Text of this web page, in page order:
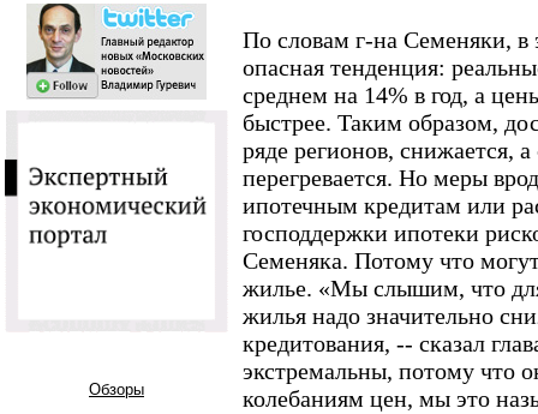
Обзоры
По словам г-на Семеняки, в
опасная тенденция:
среднем на 14% в год, а
быстрее. Таким образом,
ряде регионов, снижается,
перегревается. Но меры
ипотечным кредитам или
господдержки ипотеки
Семеняка. Потому что
жилье. «Мы слышим, что
жилья надо значительно
кредитования, -- сказал
экстремальны, потому что
колебаниям цен, мы это